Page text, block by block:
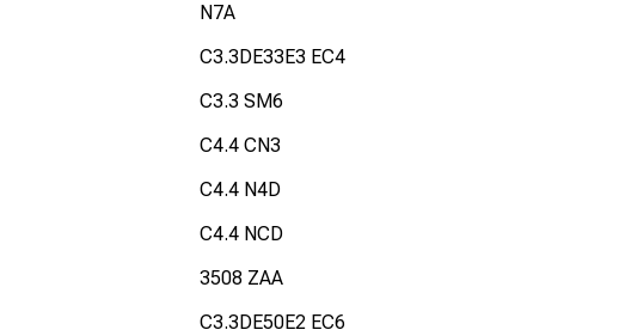
N7A
C3.3DE33E3 EC4
C3.3 SM6
C4.4 CN3
C4.4 N4D
C4.4 NCD
3508 ZAA
C3.3DE50E2 EC6